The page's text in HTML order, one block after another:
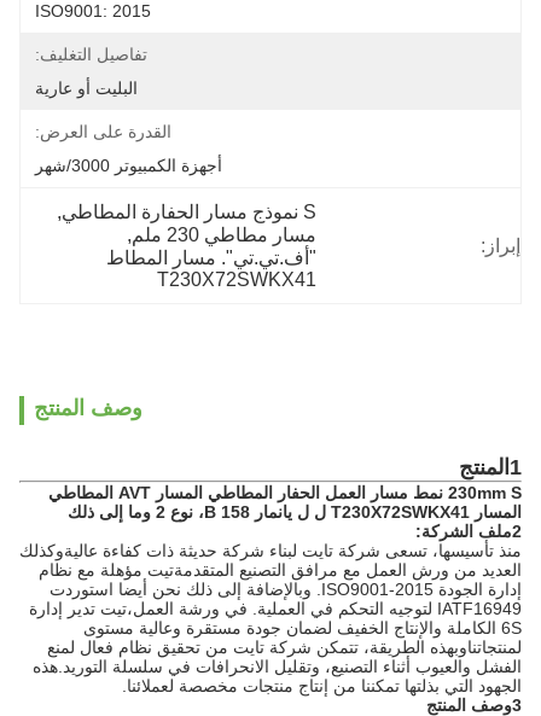
ISO9001: 2015
تفاصيل التغليف:
البليت أو عارية
القدرة على العرض:
أجهزة الكمبيوتر 3000/شهر
إبراز:
S نموذج مسار الحفارة المطاطي
,
مسار مطاطي 230 ملم
,
T230X72SWKX41
وصف المنتج
1المنتج
230mm S نمط مسار العمل الحفار المطاطي المسار AVT المطاطي
المسار T230X72SWKX41 ل ل يانمار B 158، نوع 2 وما إلى ذلك
2ملف الشركة:
منذ تأسيسها، تسعى شركة تايت لبناء شركة حديثة ذات كفاءة عاليةوكذلك
العديد من ورش العمل مع مرافق التصنيع المتقدمةتيت مؤهلة مع نظام
إدارة الجودة ISO9001-2015. وبالإضافة إلى ذلك نحن أيضا استوردت
IATF16949 لتوجيه التحكم في العملية. في ورشة العمل،تيت تدير إدارة
6S الكاملة والإنتاج الخفيف لضمان جودة مستقرة وعالية مستوى
لمنتجاتناوبهذه الطريقة، تتمكن شركة تايت من تحقيق نظام فعال لمنع
الفشل والعيوب أثناء التصنيع، وتقليل الانحرافات في سلسلة التوريد.هذه
الجهود التي بذلتها تمكننا من إنتاج منتجات مخصصة لعملائنا.
3وصف المنتج